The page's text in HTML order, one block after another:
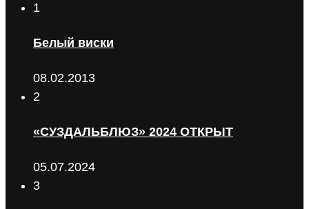
1
Белый виски
08.02.2013
2
«СУЗДАЛЬБЛЮЗ» 2024 ОТКРЫТ
05.07.2024
3